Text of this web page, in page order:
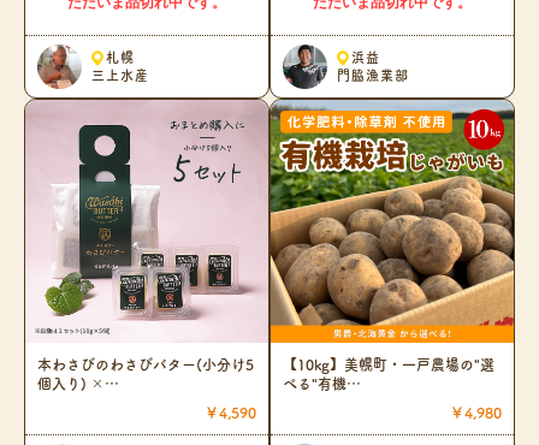
札幌
三上水産
浜益
門脇漁業部
本わさびのわさびバター(小分け5
個入り) ×…
￥4,590
【10kg】美幌町・一戸農場の"選
べる"有機…
￥4,980